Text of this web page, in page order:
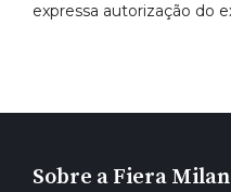
expressa autorização do
Sobre a Fiera